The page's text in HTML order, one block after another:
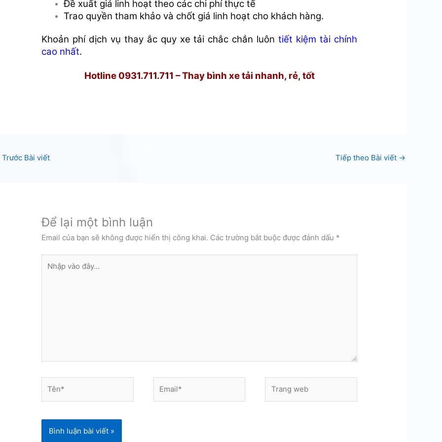
Đề xuất giá linh hoạt theo các chi phí thực tế
Trao quyền tham khảo và chốt giá linh hoạt cho khách hàng.
Khoản phí dịch vụ thay ắc quy xe tải chắc chắn luôntiết kiệm tài chính
cao nhất.
Hotline 0931.711.711 – Thay bình xe tải nhanh, rẻ, tốt
Trước Bài viết Tiếp theo Bài viết →
Để lại một bình luận
Email của bạn sẽ không được hiển thị công khai. Các trường bắt buộc được đánh dấu *
vào
web